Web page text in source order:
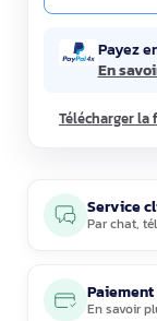
Payez
En
Télécharger la
Service
Parchat,
En savoir